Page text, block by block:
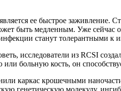
ее быстрое заживление.
быть медленным. Уже
станут толерантными
исследователи из RCSI
больную кость, он
каркас крошечными